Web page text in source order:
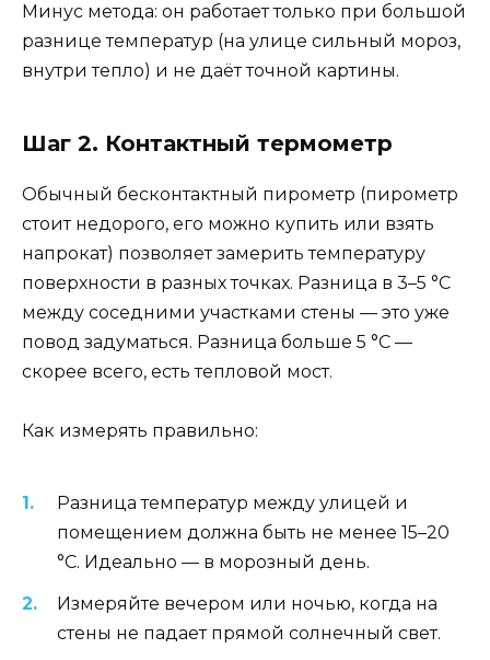
Минус метода: он работает только при большой
разнице температур (на улице сильный мороз,
внутри тепло) и не даёт точной картины.
Шаг 2. Контактный термометр
Обычный бесконтактный пирометр (пирометр
стоит недорого, его можно купить или взять
напрокат) позволяет замерить температуру
поверхности в разных точках. Разница в 3–5 °C
между соседними участками стены — это уже
повод задуматься. Разница больше 5 °C —
скорее всего, есть тепловой мост.
Как измерять правильно:
Разница температур между улицей и
помещением должна быть не менее 15–20
°C. Идеально — в морозный день.
Измеряйте вечером или ночью, когда на
стены не падает прямой солнечный свет.